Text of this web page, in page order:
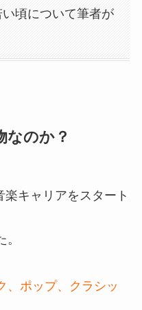
頃について筆者が
なのか？
キャリアをスタート
、ポップ、クラシッ